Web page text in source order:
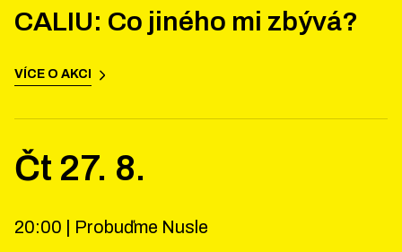
CALIU: Co jiného mi zbývá?
VÍCE O AKCI
Čt 27. 8.
20:00 | Probuďme Nusle